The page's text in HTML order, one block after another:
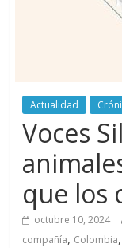
Actualidad
Voces
que los
octubre 10, 2024
compañía, Colombia,